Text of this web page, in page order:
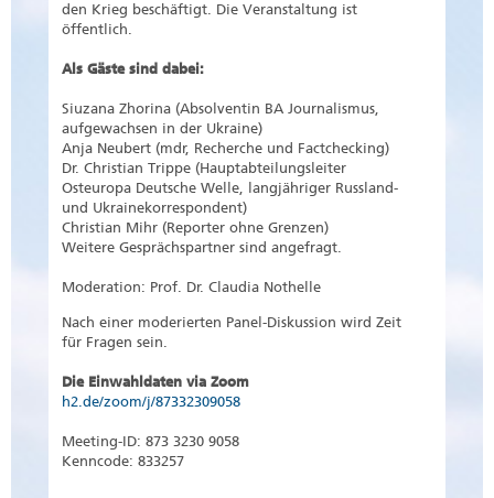
den Krieg beschäftigt. Die Veranstaltung ist
öffentlich.
Als Gäste sind dabei:
Siuzana Zhorina (Absolventin BA Journalismus,
aufgewachsen in der Ukraine)
Anja Neubert (mdr, Recherche und Factchecking)
Dr. Christian Trippe (Hauptabteilungsleiter
Osteuropa Deutsche Welle, langjähriger Russland-
und Ukrainekorrespondent)
Christian Mihr (Reporter ohne Grenzen)
Weitere Gesprächspartner sind angefragt.
Moderation: Prof. Dr. Claudia Nothelle
Nach einer moderierten Panel-Diskussion wird Zeit
für Fragen sein.
Die Einwahldaten via Zoom
h2.de/zoom/j/87332309058
Meeting-ID: 873 3230 9058
Kenncode: 833257